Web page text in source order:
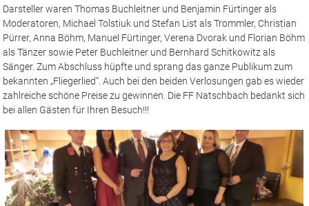
Darsteller waren Thomas Buchleitner und Benjamin Fürtinger als
Moderatoren, Michael Tolstiuk und Stefan List als Trommler, Christian
Pürrer, Anna Böhm, Manuel Fürtinger, Verena Dvorak und Florian Böhm
als Tänzer sowie Peter Buchleitner und Bernhard Schitkowitz als
Sänger. Zum Abschluss hüpfte und sprang das ganze Publikum zum
bekannten „Fliegerlied“. Auch bei den beiden Verlosungen gab es wieder
zahlreiche schöne Preise zu gewinnen. Die FF Natschbach bedankt sich
bei allen Gästen für Ihren Besuch!!!